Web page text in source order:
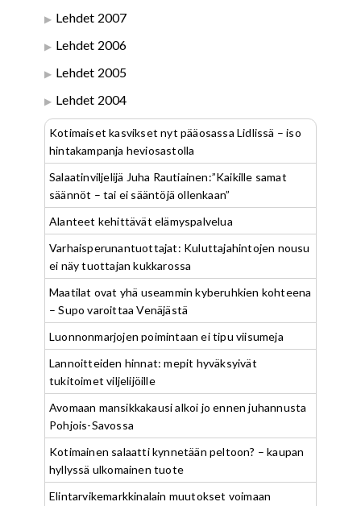
Lehdet 2007
Lehdet 2006
Lehdet 2005
Lehdet 2004
Kotimaiset kasvikset nyt pääosassa Lidlissä – iso
hintakampanja heviosastolla
Salaatinviljelijä Juha Rautiainen:”Kaikille samat
säännöt – tai ei sääntöjä ollenkaan”
Alanteet kehittävät elämyspalvelua
Varhaisperunantuottajat: Kuluttajahintojen nousu
ei näy tuottajan kukkarossa
Maatilat ovat yhä useammin kyberuhkien kohteena
– Supo varoittaa Venäjästä
Luonnonmarjojen poimintaan ei tipu viisumeja
Lannoitteiden hinnat: mepit hyväksyivät
tukitoimet viljelijöille
Avomaan mansikkakausi alkoi jo ennen juhannusta
Pohjois-Savossa
Kotimainen salaatti kynnetään peltoon? – kaupan
hyllyssä ulkomainen tuote
Elintarvikemarkkinalain muutokset voimaan